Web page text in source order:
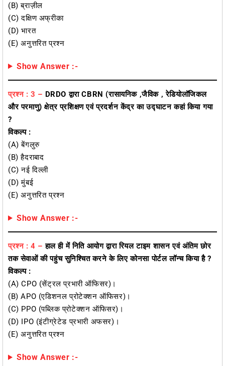
(B) ब्राज़ील
(C) दक्षिण अफ्रीका
(D) भारत
(E) अनुत्तरित प्रश्न
Show Answer :-
प्रश्न : 3 – DRDO द्वारा CBRN (रासायनिक ,जैविक , रेडियोलॉजिकल
और परमाणु) क्षेत्र प्रशिक्षण एवं प्रदर्शन केंद्र का उद्घाटन कहां किया गया
?
विकल्प :
(A) बेंगलुरु
(B) हैदराबाद
(C) नई दिल्ली
(D) मुंबई
(E) अनुत्तरित प्रश्न
Show Answer :-
प्रश्न : 4 – हाल ही में निति आयोग द्वारा रियल टाइम शासन एवं अंतिम छोर
तक सेवाओं की पहुंच सुनिश्चित करने के लिए कोनसा पोर्टल लॉन्च किया है ?
विकल्प :
(A) CPO (सेंट्रल प्रभारी ऑफिसर)।
(B) APO (एडिशनल प्रोटेक्शन ऑफिसर)।
(C) PPO (पब्लिक प्रोटेक्शन ऑफिसर)।
(D) IPO (इंटीग्रेटेड प्रभारी अफसर)।
(E) अनुत्तरित प्रश्न
Show Answer :-